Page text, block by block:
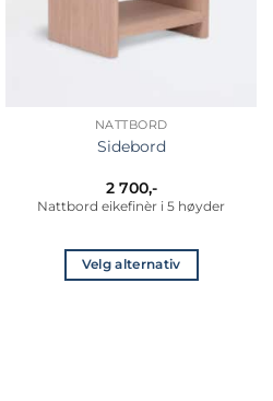
NATTBORD
Sidebord
2 700,-
Nattbord eikefinèr i 5 høyder
Velg alternativ